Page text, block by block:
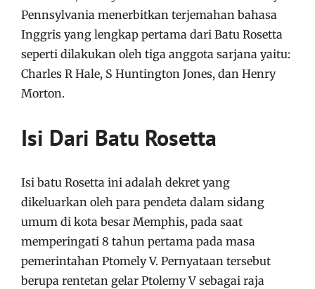
Pennsylvania menerbitkan terjemahan bahasa
Inggris yang lengkap pertama dari Batu Rosetta
seperti dilakukan oleh tiga anggota sarjana yaitu:
Charles R Hale, S Huntington Jones, dan Henry
Morton.
Isi Dari Batu Rosetta
Isi batu Rosetta ini adalah dekret yang
dikeluarkan oleh para pendeta dalam sidang
umum di kota besar Memphis, pada saat
memperingati 8 tahun pertama pada masa
pemerintahan Ptomely V. Pernyataan tersebut
berupa rentetan gelar Ptolemy V sebagai raja